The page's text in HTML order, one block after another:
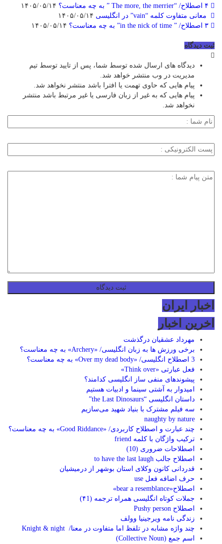
معانی متفاوت کلمه “vain” در انگلیسی
ثبت دیدگاه
دیدگاه های ارسال شده توسط شما، پس از تایید توسط تیم
مدیریت در وب منتشر خواهد شد.
پیام هایی که حاوی تهمت یا افترا باشد منتشر نخواهد شد.
پیام هایی که به غیر از زبان فارسی یا غیر مرتبط باشد منتشر
نخواهد شد.
اخبار ایران
اخرین اخبار
مهرداد عشقیان درگذشت
برخی ورزش ها به زبان انگلیسی/ «Archery» به چه معناست؟
3 اصطلاح انگلیسی/ «Over my dead body» به چه معناست؟
فعل عبارتی «Think over»
پیشوندهای منفی ساز انگلیسی کدامند؟
امیدوار به آشتی سینما و ادبیات هستیم
داستان انگلیسی “the Last Dinosaurs”
سه فیلم مشترک با بنیاد شهید می‌سازیم
naughty by nature
چند عبارت و اصطلاح کاربردی/ «Good Riddance» به چه معناست؟
ترکیب واژگان با کلمه friend
اصطلاحات ضروری (10)
اصطلاح جالب to have the last laugh
قدردانی کانون وکلای استان بوشهر از درمیشیان
حرف اضافه فعل use
اصطلاح«bear a resemblance»
جملات کوتاه انگلیسی همراه ترجمه (۴1)
اصطلاح Pushy person
زندگی نامه ویرجینیا وولف
چند واژه مشابه در تلفظ اما متفاوت در معنا/ Knight & night
اسم جمع (Collective Noun)